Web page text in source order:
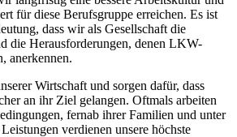
für diese Berufsgruppe erreichen. Es ist
dass wir als Gesellschaft die
die Herausforderungen, denen LKW-
anerkennen.
Wirtschaft und sorgen dafür, dass
an ihr Ziel gelangen. Oftmals arbeiten
fernab ihrer Familien und unter
verdienen unsere höchste